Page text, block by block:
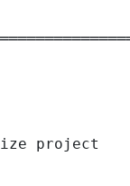
project